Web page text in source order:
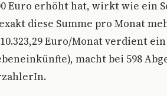
Euro erhöht hat, wirkt wie ein
diese Summe pro Monat
Euro/Monat verdient
macht bei 598